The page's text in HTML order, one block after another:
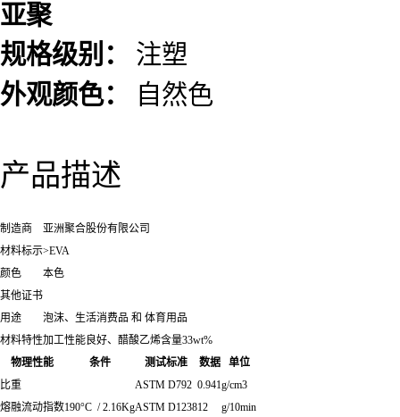
亚聚
规格级别：
注塑
外观颜色：
自然色
产品描述
制造商
亚洲聚合股份有限公司
材料标示>EVA
颜色
本色
其他证书
用途
泡沫、生活消费品 和 体育用品
材料特性加工性能良好、醋酸乙烯含量33wt%
物理性能
条件 测试标准 数据
单位
比重
ASTM D792 0.941g/cm3
熔融流动指数190°C / 2.16KgASTM D123812 g/10min